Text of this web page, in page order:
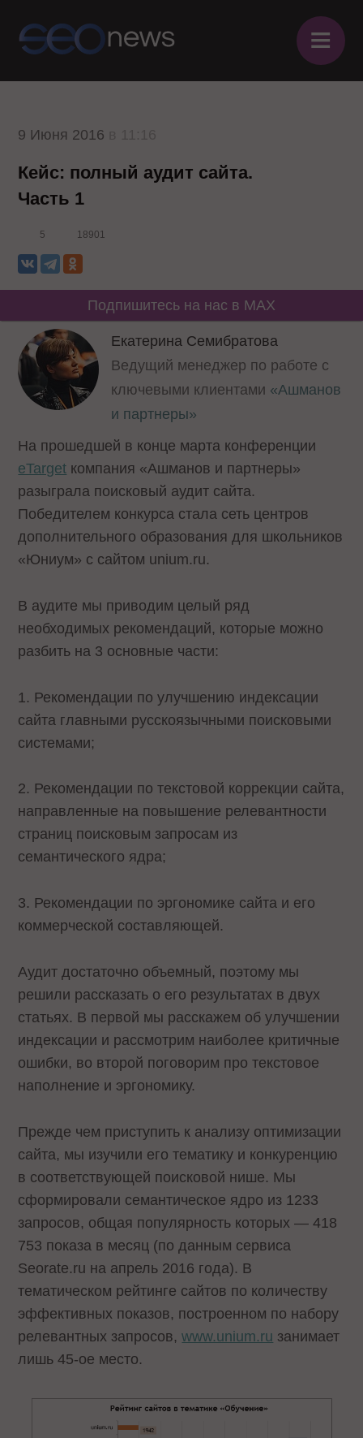
≡
9 Июня 2016
Кейс: полный аудит сайта.
Часть 1
5 18901
Подпишитесь на нас в MAX
Екатерина Семибратова
Ведущий менеджер по работе с
ключевыми клиентами «Ашманов
и партнеры»
На прошедшей в конце марта конференции
eTarget компания «Ашманов и партнеры»
разыграла поисковый аудит сайта.
Победителем конкурса стала сеть центров
дополнительного образования для школьников
«Юниум» с сайтом unium.ru.
В аудите мы приводим целый ряд
необходимых рекомендаций, которые можно
разбить на 3 основные части:
1. Рекомендации по улучшению индексации
сайта главными русскоязычными поисковыми
системами;
2. Рекомендации по текстовой коррекции сайта,
направленные на повышение релевантности
страниц поисковым запросам из
семантического ядра;
3. Рекомендации по эргономике сайта и его
коммерческой составляющей.
Аудит достаточно объемный, поэтому мы
решили рассказать о его результатах в двух
статьях. В первой мы расскажем об улучшении
индексации и рассмотрим наиболее критичные
ошибки, во второй поговорим про текстовое
наполнение и эргономику.
Прежде чем приступить к анализу оптимизации
сайта, мы изучили его тематику и конкуренцию
в соответствующей поисковой нише. Мы
сформировали семантическое ядро из 1233
запросов, общая популярность которых — 418
753 показа в месяц (по данным сервиса
Seorate.ru на апрель 2016 года). В
тематическом рейтинге сайтов по количеству
эффективных показов, построенном по набору
релевантных запросов,www.unium.ru занимает
лишь 45-ое место.